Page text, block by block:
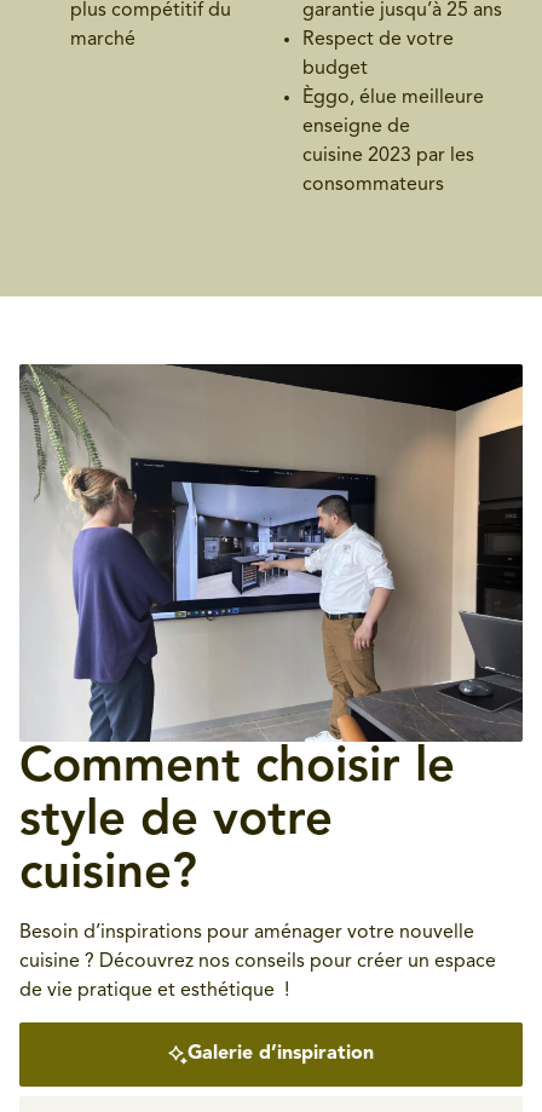
plus compétitif du
marché
garantie jusqu’à 25 ans
Respect de votre
budget
Èggo, élue meilleure
enseigne de
cuisine 2023 par les
consommateurs
Comment choisir le
style de votre
cuisine?
Besoin d’inspirations pour aménager votre nouvelle
cuisine ? Découvrez nos conseils pour créer un espace
de vie pratique et esthétique !
Galerie d’inspiration